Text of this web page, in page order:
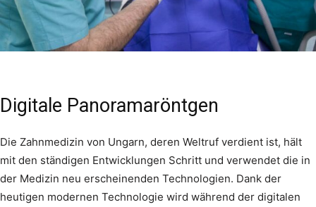
Digitale Panoramaröntgen
Die Zahnmedizin von Ungarn, deren Weltruf verdient ist, hält
mit den ständigen Entwicklungen Schritt und verwendet die in
der Medizin neu erscheinenden Technologien. Dank der
heutigen modernen Technologie wird während der digitalen